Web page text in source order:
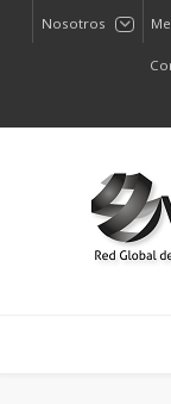
Nosotros